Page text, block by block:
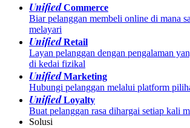
UnifiedCommerce
Biar pelanggan membeli online di mana
melayari
UnifiedRetail
Layan pelanggan dengan pengalaman
di kedai fizikal
UnifiedMarketing
Hubungi pelanggan melalui platform
UnifiedLoyalty
Buat pelanggan rasa dihargai setiap kali
Solusi